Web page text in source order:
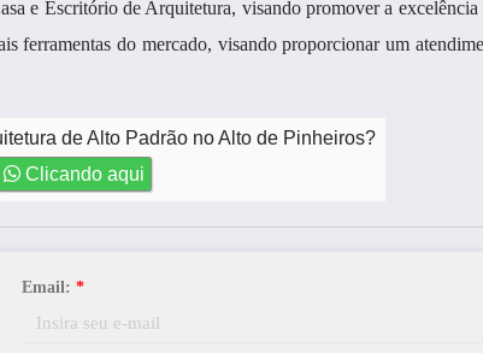
e Escritório de Arquitetura, visando promover a excelência
ferramentas do mercado, visando proporcionar um
de Alto Padrão no Alto de Pinheiros?
Clicando aqui
Email: *